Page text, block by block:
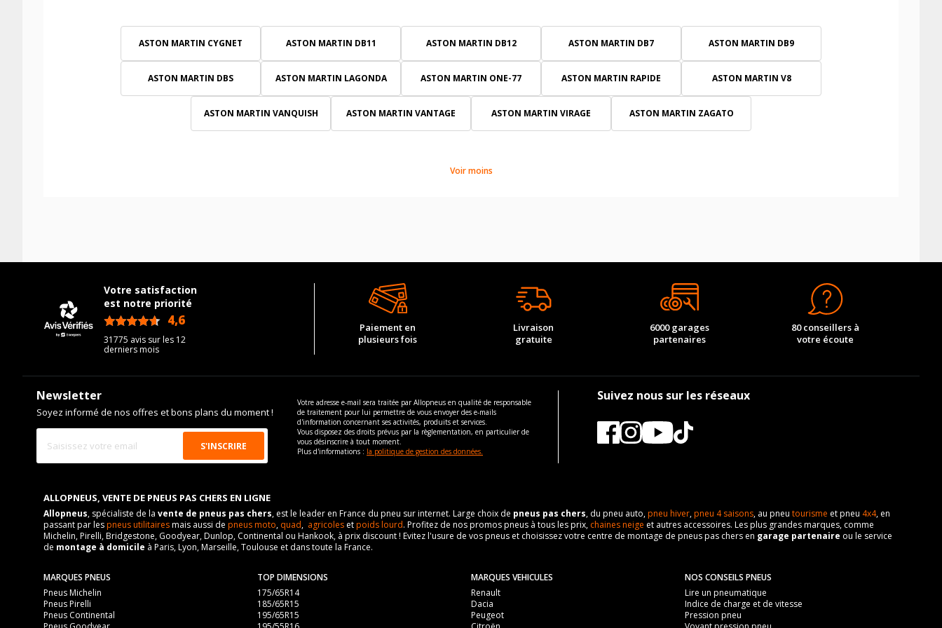
ASTON MARTIN CYGNET ASTON MARTIN DB11 ASTON MARTIN DB12 ASTON MARTIN DB7 ASTON MARTIN DB9
ASTON MARTIN DBS ASTON MARTIN LAGONDA ASTON MARTIN ONE-77 ASTON MARTIN RAPIDE ASTON MARTIN V8
ASTON MARTIN VANQUISH ASTON MARTIN VANTAGE ASTON MARTIN VIRAGE ASTON MARTIN ZAGATO
Voir moins
Votre satisfaction
est notre priorité
4,6
31775 avis sur les 12
derniers mois
Paiement en
plusieurs fois
Livraison
gratuite
6000 garages
partenaires
80 conseillers à
votre écoute
Newsletter
Soyez informé de nos offres et bons plans du moment !
Votre adresse e-mail sera traitée par Allopneus en qualité de responsable
de traitement pour lui permettre de vous envoyer des e-mails
d'information concernant ses activités, produits et services.
Vous disposez des droits prévus par la règlementation, en particulier de
vous désinscrire à tout moment.
Plus d'informations : la politique de gestion des données.
Suivez nous sur les réseaux
ALLOPNEUS, VENTE DE PNEUS PAS CHERS EN LIGNE
Allopneus, spécialiste de la vente de pneus pas chers, est le leader en France du pneu sur internet. Large choix de pneus pas chers, du pneu auto,pneu hiver,pneu 4 saisons, au pneu tourisme et pneu 4x4, en
passant par lespneus utilitairesmais aussi de pneus moto, quad, agricoles etpoids lourd. Profitez de nos promos pneus à tous les prix, chaines neige et autres accessoires. Les plus grandes marques, comme
Michelin, Pirelli, Bridgestone, Goodyear, Dunlop, Continental ou Hankook, à prix discount ! Evitez l'usure de vos pneus et choisissez votre centre de montage de pneus pas chers en garage partenaire ou le service
de montage à domicile à Paris, Lyon, Marseille, Toulouse et dans toute la France.
MARQUES PNEUS
Pneus Michelin
Pneus Pirelli
Pneus Continental
TOP DIMENSIONS
175/65R14
185/65R15
195/65R15
MARQUES VEHICULES
Renault
Dacia
Peugeot
NOS CONSEILS PNEUS
Lire un pneumatique
Indice de charge et de vitesse
Pression pneu